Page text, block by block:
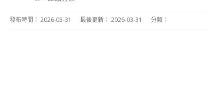
發布時間： 2026-03-31 最後更新： 2026-03-31 分類：